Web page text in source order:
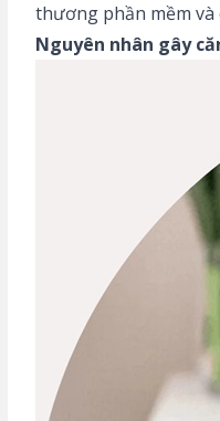
thương phần mềm
Nguyên nhân gây